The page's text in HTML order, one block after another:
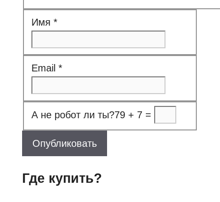
Имя *
Email *
А не робот ли ты?79 + 7 =
Опубликовать
Где купить?